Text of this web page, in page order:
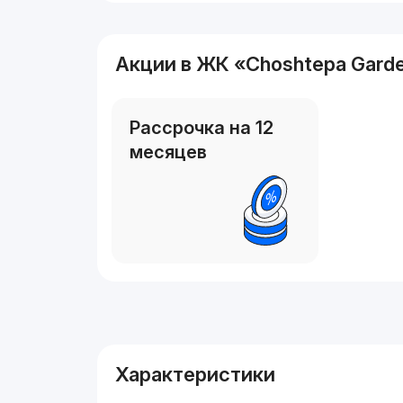
Акции в ЖК «Choshtepa
Рассрочка на 12
месяцев
Характеристики